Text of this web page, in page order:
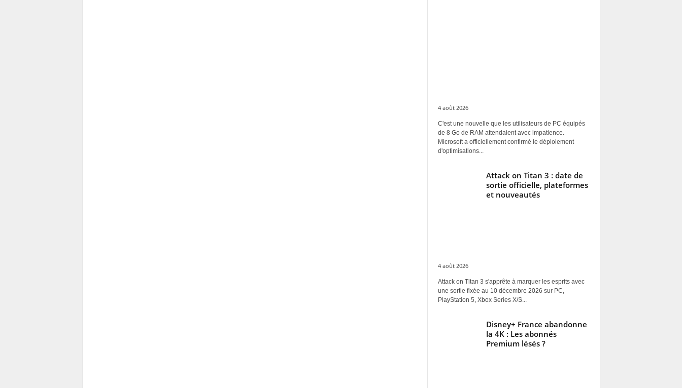
4 août 2026
C'est une nouvelle que les utilisateurs de PC équipés
de 8 Go de RAM attendaient avec impatience.
Microsoft a officiellement confirmé le déploiement
d'optimisations...
Attack on Titan 3 : date de
sortie officielle, plateformes
et nouveautés
4 août 2026
Attack on Titan 3 s'apprête à marquer les esprits avec
une sortie fixée au 10 décembre 2026 sur PC,
PlayStation 5, Xbox Series X/S...
Disney+ France abandonne
la 4K : Les abonnés
Premium lésés ?